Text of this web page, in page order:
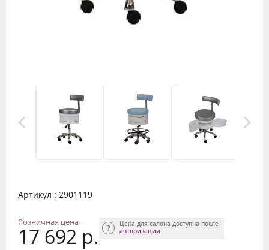
Артикул : 2901119
Розничная цена
17 692 р.
Цена для салона доступна после
авторизации